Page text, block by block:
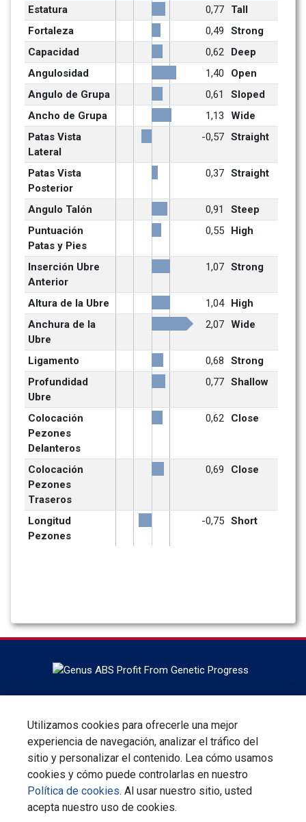
Estatura
0,77
Tall
Fortaleza
0,49
Strong
Capacidad
0,62
Deep
Angulosidad
1,40
Open
Angulo de Grupa
0,61
Sloped
Ancho de Grupa
1,13
Wide
Patas Vista
Lateral
-0,57 Straight
Patas Vista
Posterior
0,37 Straight
Angulo Talón 0,91
Steep
Puntuación
Patas y Pies
0,55 High
Inserción Ubre
Anterior
1,07 Strong
Altura de la Ubre 1,04 High
Anchura de la
Ubre
2,07 Wide
Ligamento 0,68
Strong
Profundidad
Ubre
0,77 Shallow
Colocación
Pezones
Delanteros
0,62 Close
Colocación
Pezones
Traseros
0,69 Close
Longitud
Pezones
-0,75 Short
Utilizamos cookies para ofrecerle una mejor
experiencia de navegación, analizar el tráfico del
sitio y personalizar el contenido. Lea cómo usamos
cookies y cómo puede controlarlas en nuestro
Política de cookies. Al usar nuestro sitio, usted
acepta nuestro uso de cookies.
tecnologías. ABS Global es una división de Genus plc.
Contáctenos Política de Privacidad
Términos y Condiciones Responsabilidad Social Corporativa